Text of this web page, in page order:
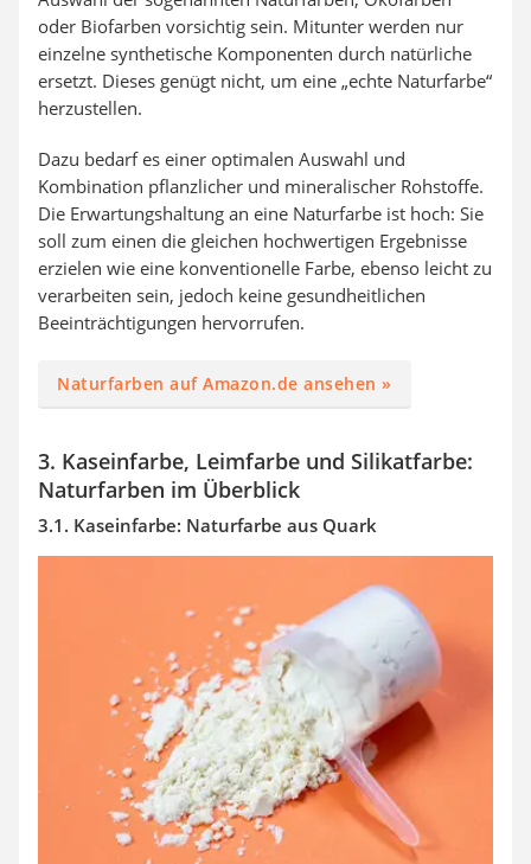
oder Biofarben vorsichtig sein. Mitunter werden nur
einzelne synthetische Komponenten durch natürliche
ersetzt. Dieses genügt nicht, um eine „echte Naturfarbe“
herzustellen.
Dazu bedarf es einer optimalen Auswahl und
Kombination pflanzlicher und mineralischer Rohstoffe.
Die Erwartungshaltung an eine Naturfarbe ist hoch: Sie
soll zum einen die gleichen hochwertigen Ergebnisse
erzielen wie eine konventionelle Farbe, ebenso leicht zu
verarbeiten sein, jedoch keine gesundheitlichen
Beeinträchtigungen hervorrufen.
Naturfarben auf Amazon.de ansehen »
3. Kaseinfarbe, Leimfarbe und Silikatfarbe:
Naturfarben im Überblick
3.1. Kaseinfarbe: Naturfarbe aus Quark